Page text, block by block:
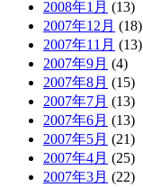
2008年1月 (13)
2007年12月 (18)
2007年11月 (13)
2007年9月 (4)
2007年8月 (15)
2007年7月 (13)
2007年6月 (13)
2007年5月 (21)
2007年4月 (25)
2007年3月 (22)